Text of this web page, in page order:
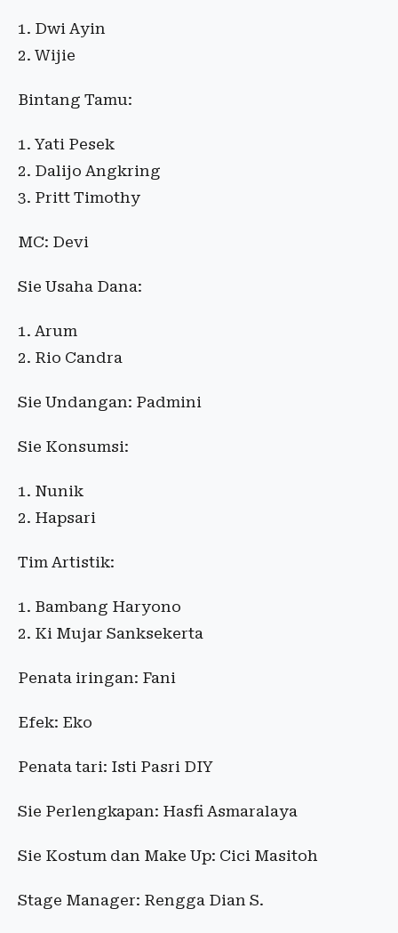
Dwi Ayin
Wijie
Bintang Tamu:
Yati Pesek
Dalijo Angkring
Pritt Timothy
MC: Devi
Sie Usaha Dana:
Arum
Rio Candra
Sie Undangan: Padmini
Sie Konsumsi:
Nunik
Hapsari
Tim Artistik:
Bambang Haryono
Ki Mujar Sanksekerta
Penata iringan: Fani
Efek: Eko
Penata tari: Isti Pasri DIY
Sie Perlengkapan: Hasfi Asmaralaya
Sie Kostum dan Make Up: Cici Masitoh
Stage Manager: Rengga Dian S.